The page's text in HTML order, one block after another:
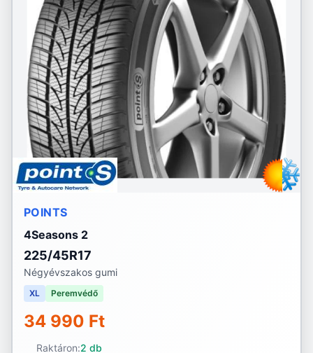
POINTS
4Seasons 2
225/45R17
Négyévszakos gumi
XL Peremvédő
34 990 Ft
Raktáron:2 db